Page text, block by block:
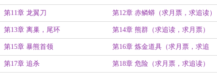
票）
第11章 龙翼刀 第12章 赤鳞蟒（求月票，求追读）
第13章 离巢，尾环 第14章 熊群（求追读，求月票）
第15章 暴熊首领 第16章 炼金道具（求月票，求追
读）
第17章 追杀 第18章 危险（求月票，求追读）